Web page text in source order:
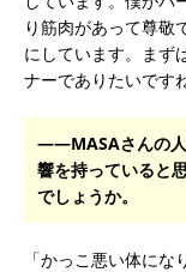
り筋肉があって尊敬
にしています。まず
ナーでありたいです
――MASAさんの人
響を持っていると
でしょうか。
「かっこ悪い体に